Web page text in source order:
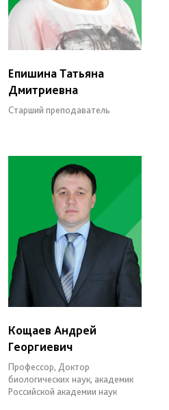
Епишина Татьяна
Дмитриевна
Старший преподаватель
Кощаев Андрей
Георгиевич
Профессор, Доктор
биологических наук, академик
Российской академии наук